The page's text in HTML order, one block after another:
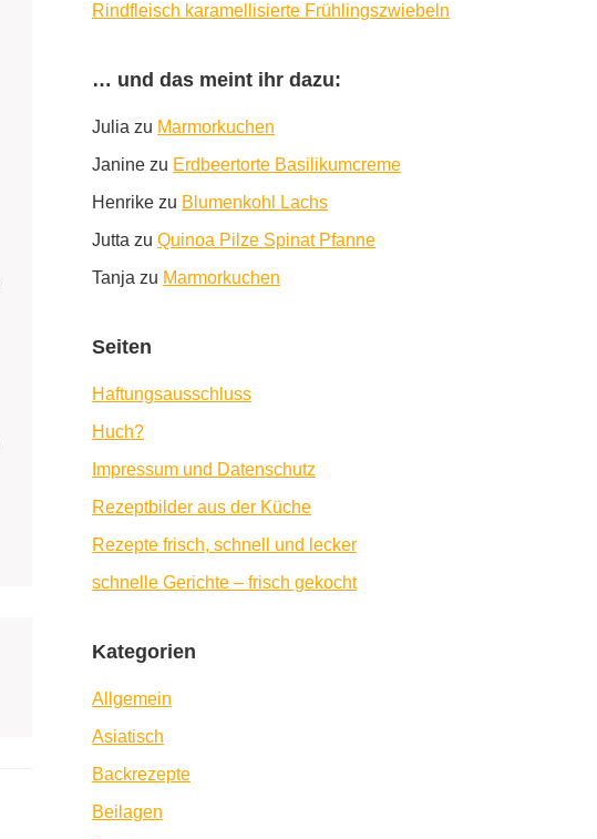
Rindfleisch karamellisierte Frühlingszwiebeln
… und das meint ihr dazu:
Julia zu Marmorkuchen
Janine zu Erdbeertorte Basilikumcreme
Henrike zu Blumenkohl Lachs
Jutta zu Quinoa Pilze Spinat Pfanne
Tanja zu Marmorkuchen
Seiten
Haftungsausschluss
Huch?
Impressum und Datenschutz
Rezeptbilder aus der Küche
Rezepte frisch, schnell und lecker
schnelle Gerichte – frisch gekocht
Kategorien
Allgemein
Asiatisch
Backrezepte
Beilagen